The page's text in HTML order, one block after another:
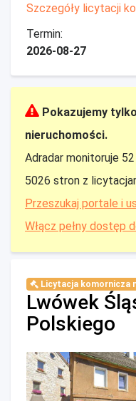
Szczegóły licytacji
Termin:
2026-08-27
Pokazujemy
nieruchomości.
Adradar monitoruje
5026 stron z
Przeszukaj portale i
Włącz pełny dostęp
Licytacja komornicza
Lwówek
Polskiego